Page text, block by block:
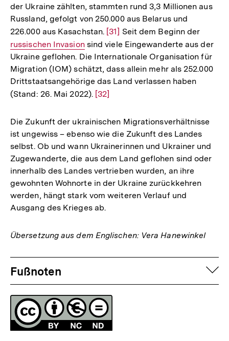
der Ukraine zählten, stammten rund 3,3 Millionen aus
Russland, gefolgt von 250.000 aus Belarus und
226.000 aus Kasachstan. Zur
Auflösung
der
Fußnote
[31] Seit dem Beginn der
Link:
russischen Invasionsind viele Eingewanderte aus der
Ukraine geflohen. Die Internationale Organisation für
Migration (IOM) schätzt, dass allein mehr als 252.000
Drittstaatsangehörige das Land verlassen haben
(Stand: 26. Mai 2022). Zur
der
Fußnote
[32]
Die Zukunft der ukrainischen Migrationsverhältnisse
ist ungewiss – ebenso wie die Zukunft des Landes
selbst. Ob und wann Ukrainerinnen und Ukrainer und
Zugewanderte, die aus dem Land geflohen sind oder
innerhalb des Landes vertrieben wurden, an ihre
gewohnten Wohnorte in der Ukraine zurückkehren
werden, hängt stark vom weiteren Verlauf und
Ausgang des Krieges ab.
Übersetzung aus dem Englischen: Vera Hanewinkel
Fussnoten
Fußnoten
Lizenz